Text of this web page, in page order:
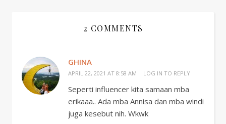
2 COMMENTS
GHINA
APRIL 22, 2021 AT 8:58 AM LOG IN TO REPLY
Seperti influencer kita samaan mba
erikaaa.. Ada mba Annisa dan mba windi
juga kesebut nih. Wkwk